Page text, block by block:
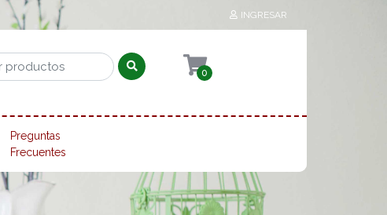
INGRESAR
0
Preguntas
Frecuentes